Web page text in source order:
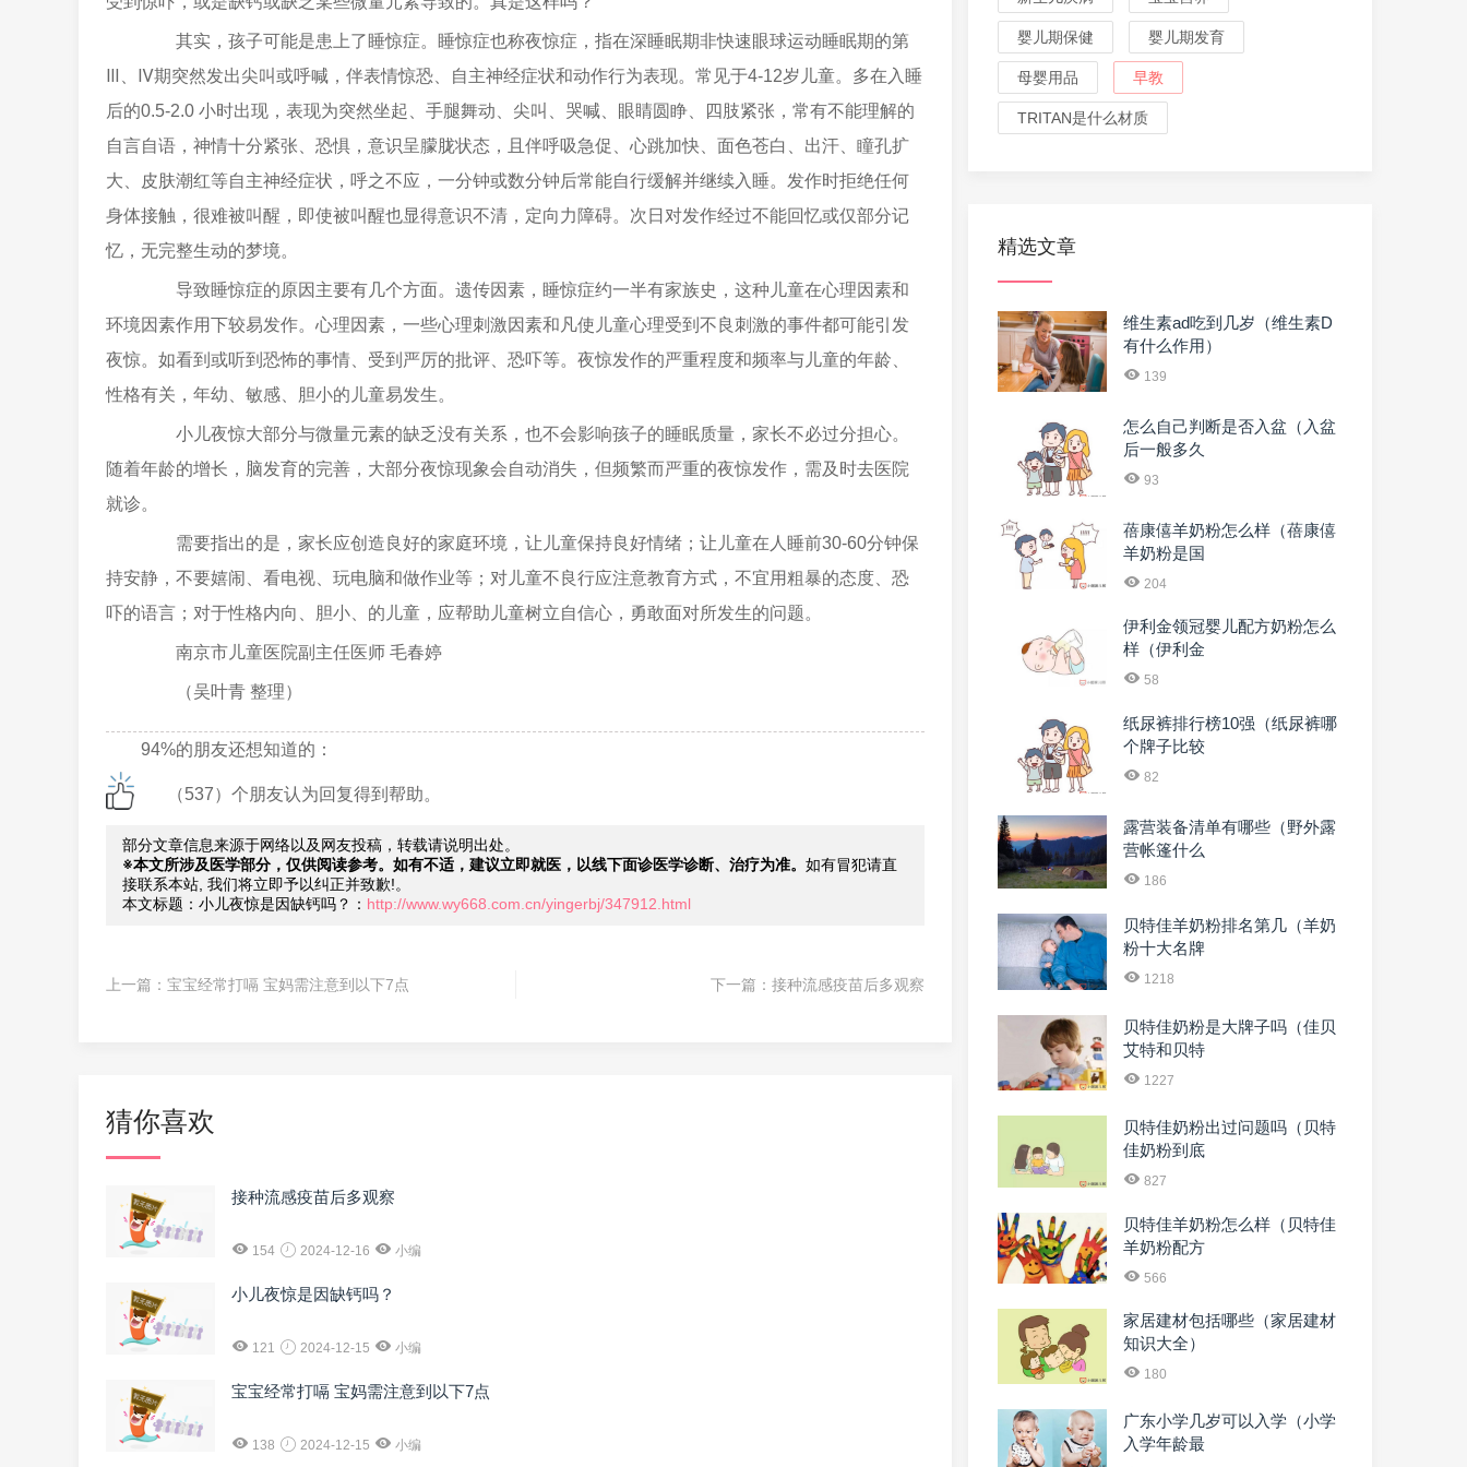
其实，孩子可能是患上了睡惊症。睡惊症也称夜惊症，指在深睡眠期非快速眼球运动睡眠期的第
Ⅲ、Ⅳ期突然发出尖叫或呼喊，伴表情惊恐、自主神经症状和动作行为表现。常见于4-12岁儿童。多在入睡
后的0.5-2.0 小时出现，表现为突然坐起、手腿舞动、尖叫、哭喊、眼睛圆睁、四肢紧张，常有不能理解的
自言自语，神情十分紧张、恐惧，意识呈朦胧状态，且伴呼吸急促、心跳加快、面色苍白、出汗、瞳孔扩
大、皮肤潮红等自主神经症状，呼之不应，一分钟或数分钟后常能自行缓解并继续入睡。发作时拒绝任何
身体接触，很难被叫醒，即使被叫醒也显得意识不清，定向力障碍。次日对发作经过不能回忆或仅部分记
忆，无完整生动的梦境。
导致睡惊症的原因主要有几个方面。遗传因素，睡惊症约一半有家族史，这种儿童在心理因素和
环境因素作用下较易发作。心理因素，一些心理刺激因素和凡使儿童心理受到不良刺激的事件都可能引发
夜惊。如看到或听到恐怖的事情、受到严厉的批评、恐吓等。夜惊发作的严重程度和频率与儿童的年龄、
性格有关，年幼、敏感、胆小的儿童易发生。
小儿夜惊大部分与微量元素的缺乏没有关系，也不会影响孩子的睡眠质量，家长不必过分担心。
随着年龄的增长，脑发育的完善，大部分夜惊现象会自动消失，但频繁而严重的夜惊发作，需及时去医院
就诊。
需要指出的是，家长应创造良好的家庭环境，让儿童保持良好情绪；让儿童在人睡前30-60分钟保
持安静，不要嬉闹、看电视、玩电脑和做作业等；对儿童不良行应注意教育方式，不宜用粗暴的态度、恐
吓的语言；对于性格内向、胆小、的儿童，应帮助儿童树立自信心，勇敢面对所发生的问题。
南京市儿童医院副主任医师 毛春婷
（吴叶青 整理）
94%的朋友还想知道的：
（537）个朋友认为回复得到帮助。
部分文章信息来源于网络以及网友投稿，转载请说明出处。
※本文所涉及医学部分，仅供阅读参考。如有不适，建议立即就医，以线下面诊医学诊断、治疗为准。 如有冒犯请直
接联系本站, 我们将立即予以纠正并致歉!。
本文标题：小儿夜惊是因缺钙吗？： http://www.wy668.com.cn/yingerbj/347912.html
上一篇： 宝宝经常打嗝 宝妈需注意到以下7点 下一篇： 接种流感疫苗后多观察
猜你喜欢
接种流感疫苗后多观察
154 2024-12-16 小编
小儿夜惊是因缺钙吗？
121 2024-12-15 小编
宝宝经常打嗝 宝妈需注意到以下7点
138 2024-12-15 小编
婴儿期保健 婴儿期发育
母婴用品 早教
TRITAN是什么材质
精选文章
维生素ad吃到几岁（维生素D
有什么作用）
139
怎么自己判断是否入盆（入盆
后一般多久
93
蓓康僖羊奶粉怎么样（蓓康僖
羊奶粉是国
204
伊利金领冠婴儿配方奶粉怎么
样（伊利金
58
纸尿裤排行榜10强（纸尿裤哪
个牌子比较
82
露营装备清单有哪些（野外露
营帐篷什么
186
贝特佳羊奶粉排名第几（羊奶
粉十大名牌
1218
贝特佳奶粉是大牌子吗（佳贝
艾特和贝特
1227
贝特佳奶粉出过问题吗（贝特
佳奶粉到底
827
贝特佳羊奶粉怎么样（贝特佳
羊奶粉配方
566
家居建材包括哪些（家居建材
知识大全）
180
广东小学几岁可以入学（小学
入学年龄最